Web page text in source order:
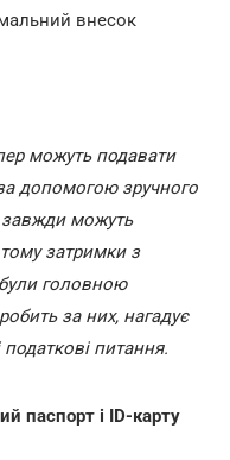
внесок
можуть подавати
допомогою зручного
завжди можуть
тому затримки з
головною
за них, нагадує
питання.
паспорт і ID-карту